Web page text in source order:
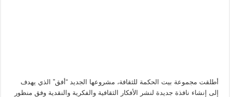
عوالم منصورة عز الدين.. حين يصبح الزمن بطل الرواية
أطلقت مجموعة بيت الحكمة للثقافة، مشروعها الجديد “أفق” الذي يهدف
إلى إنشاء نافذة جديدة لنشر الأفكار الثقافية والفكرية والنقدية وفق منظور